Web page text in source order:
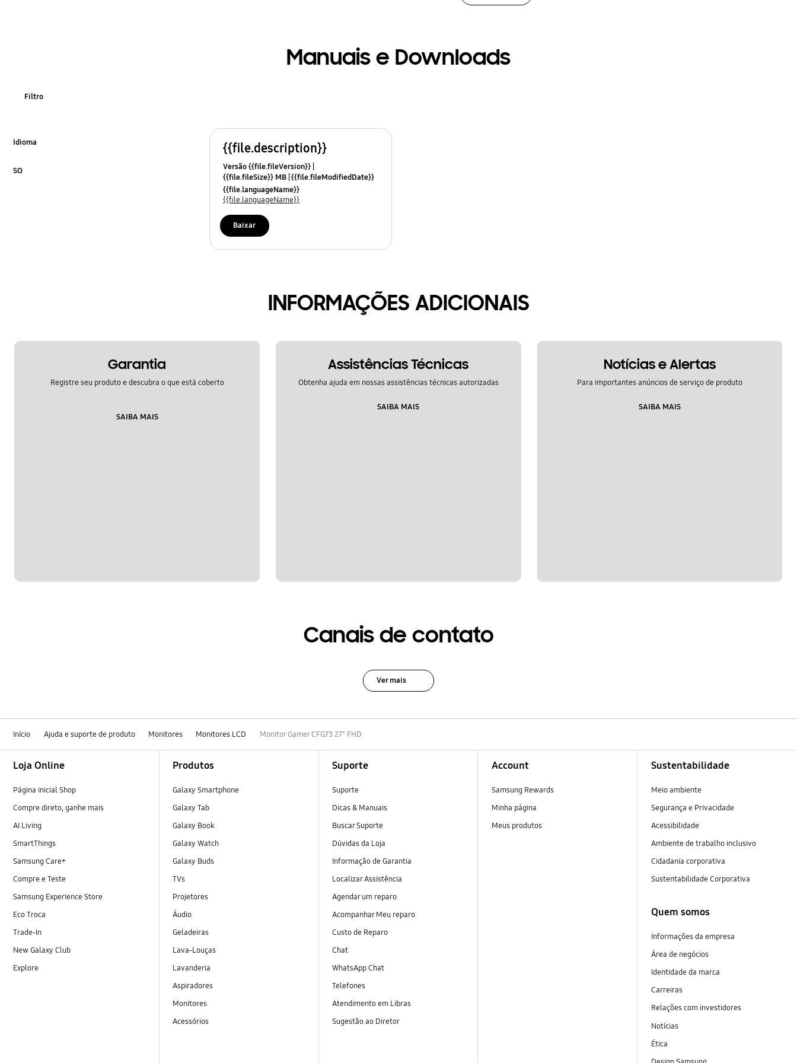
Manuais e Downloads
Filtro
Idioma
SO
{{file.description}}
Versão {{file.fileVersion}}
{{file.fileSize}} MB {{file.fileModifiedDate}}
{{file.osNames}}
{{file.languageName}}
{{file.languageName}}
Baixar
INFORMAÇÕES ADICIONAIS
Garantia
Registre seu produto e descubra o que está coberto
SAIBA MAIS
Assistências Técnicas
Obtenha ajuda em nossas assistências técnicas autorizadas
SAIBA MAIS
Notícias e Alertas
Para importantes anúncios de serviço de produto
SAIBA MAIS
Canais de contato
Ver mais
Início Ajuda e suporte de produto Monitores Monitores LCD Monitor Gamer CFG73 27" FHD
Loja Online
Página inicial Shop
Compre direto, ganhe mais
AI Living
SmartThings
Samsung Care+
Compre e Teste
Samsung Experience Store
Eco Troca
Trade-In
New Galaxy Club
Explore
Produtos
Galaxy Smartphone
Galaxy Tab
Galaxy Book
Galaxy Watch
Galaxy Buds
TVs
Projetores
Áudio
Geladeiras
Lava-Louças
Lavanderia
Aspiradores
Monitores
Acessórios
Suporte
Suporte
Dicas & Manuais
Buscar Suporte
Dúvidas da Loja
Informação de Garantia
Localizar Assistência
Agendar um reparo
Acompanhar Meu reparo
Custo de Reparo
Chat
WhatsApp Chat
Telefones
Atendimento em Libras
Sugestão ao Diretor
Account
Samsung Rewards
Minha página
Meus produtos
Sustentabilidade
Meio ambiente
Segurança e Privacidade
Acessibilidade
Ambiente de trabalho inclusivo
Cidadania corporativa
Sustentabilidade Corporativa
Quem somos
Informações da empresa
Área de negócios
Identidade da marca
Carreiras
Relações com investidores
Notícias
Ética